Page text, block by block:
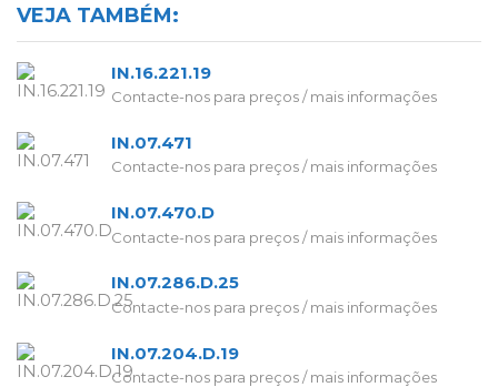
VEJA TAMBÉM:
IN.16.221.19
Contacte-nos para preços / mais informações
IN.07.471
Contacte-nos para preços / mais informações
IN.07.470.D
Contacte-nos para preços / mais informações
IN.07.286.D.25
Contacte-nos para preços / mais informações
IN.07.204.D.19
Contacte-nos para preços / mais informações